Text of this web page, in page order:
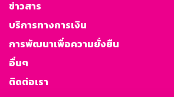
ข่าวสาร
บริการทางการเงิน
การพัฒนาเพื่อความยั่งยืน
อื่นๆ
ติดต่อเรา